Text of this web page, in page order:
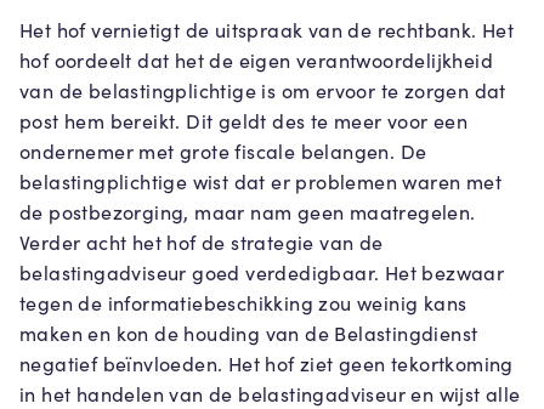
Het hof vernietigt de uitspraak van de rechtbank. Het
hof oordeelt dat het de eigen verantwoordelijkheid
van de belastingplichtige is om ervoor te zorgen dat
post hem bereikt. Dit geldt des te meer voor een
ondernemer met grote fiscale belangen. De
belastingplichtige wist dat er problemen waren met
de postbezorging, maar nam geen maatregelen.
Verder acht het hof de strategie van de
belastingadviseur goed verdedigbaar. Het bezwaar
tegen de informatiebeschikking zou weinig kans
maken en kon de houding van de Belastingdienst
negatief beïnvloeden. Het hof ziet geen tekortkoming
in het handelen van de belastingadviseur en wijst alle